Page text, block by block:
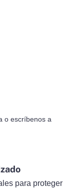
o escríbenos a
para proteger